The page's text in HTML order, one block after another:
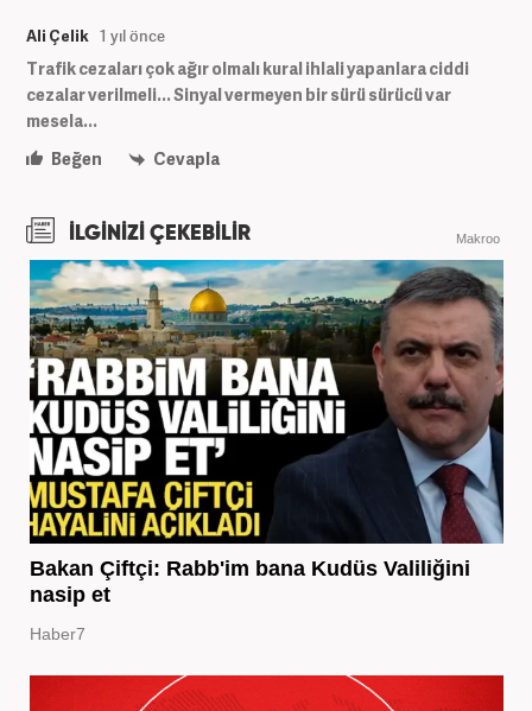
Ali Çelik 1 yıl önce
Trafik cezaları çok ağır olmalı kural ihlali yapanlara ciddi
cezalar verilmeli... Sinyal vermeyen bir sürü sürücü var
mesela...
Beğen
Cevapla
İLGİNİZİ ÇEKEBİLİR Makroo
Bakan Çiftçi: Rabb'im bana Kudüs Valiliğini
nasip et
Haber7